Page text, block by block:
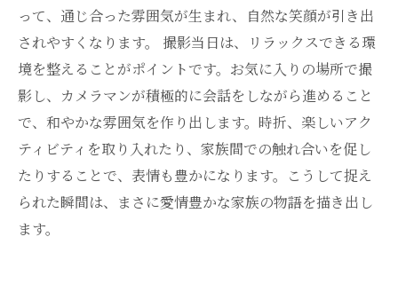
って、通じ合った雰囲気が生まれ、自然な笑顔が引き出
されやすくなります。 撮影当日は、リラックスできる環
境を整えることがポイントです。お気に入りの場所で撮
影し、カメラマンが積極的に会話をしながら進めること
で、和やかな雰囲気を作り出します。時折、楽しいアク
ティビティを取り入れたり、家族間での触れ合いを促し
たりすることで、表情も豊かになります。こうして捉え
られた瞬間は、まさに愛情豊かな家族の物語を描き出し
ます。